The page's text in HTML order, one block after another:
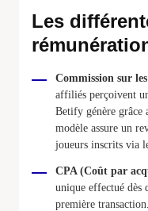
Les
Commission sur
affiliés perçoivent
Betify génère grâce
modèle assure un
joueurs inscrits via
CPA (Coût par
unique effectué dès
première